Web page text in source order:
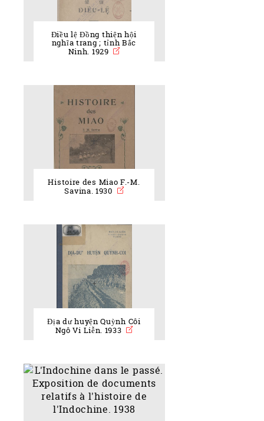
Điều lệ Đồng thiện hội
nghĩa trang ; tỉnh Bắc
Ninh. 1929
Histoire des Miao F.-M.
Savina. 1930
Địa dư huyện Quỳnh Côi
Ngô Vi Liễn. 1933